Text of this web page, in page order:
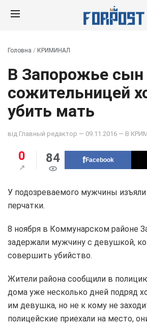
Головна / КРИМИНАЛ
В Запорожье сын
сожительницей
убить мать
від Главный редактор — 09.11.2016 — В
0 84 Facebook
У подозреваемого мужчины
перчатки.
8 ноября в Коммунарском районе
задержали мужчину с девушкой,
совершить убийство.
Жители района сообщили в
дома уже несколько дней подряд
им девушка, но не к кому не
полицейские приехали на место,